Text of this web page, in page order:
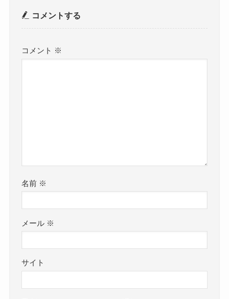
コメントする
コメント ※
名前 ※
メール ※
サイト